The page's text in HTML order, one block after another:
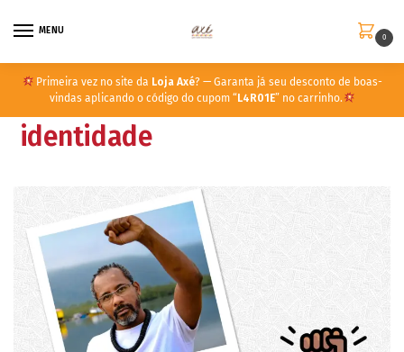
MENU
0
Primeira vez no site da Loja Axé? — Garanta já seu desconto de boas-
vindas aplicando o código do cupom “ L4R01E” no carrinho.
identidade